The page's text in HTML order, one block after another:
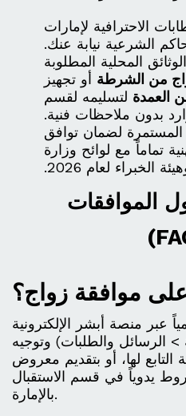
الاحترافية لإمارات
الشرعية نيابة عنك.
المحلية المطلوبة
من الشرطة أو تجهيز
العمدة لتسليمه لقسم
بدون ملاحظات فنية.
المستمرة لضمان توافق
تماماً مع لوائح وزارة
الخبراء لعام 2026.
الموافقات
موافقة زواج؟
عبر منصة أبشر الإلكترونية
الرسائل والطلبات) وتوجيه
التابع لها، أو بتقديم معروض
يدوياً في قسم الاستقبال
بالإمارة.